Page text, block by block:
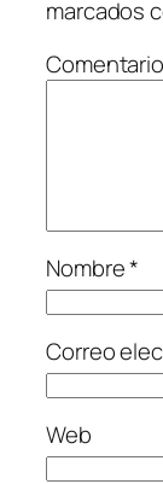
marcados
Comentario
Nombre*
Correo
Web